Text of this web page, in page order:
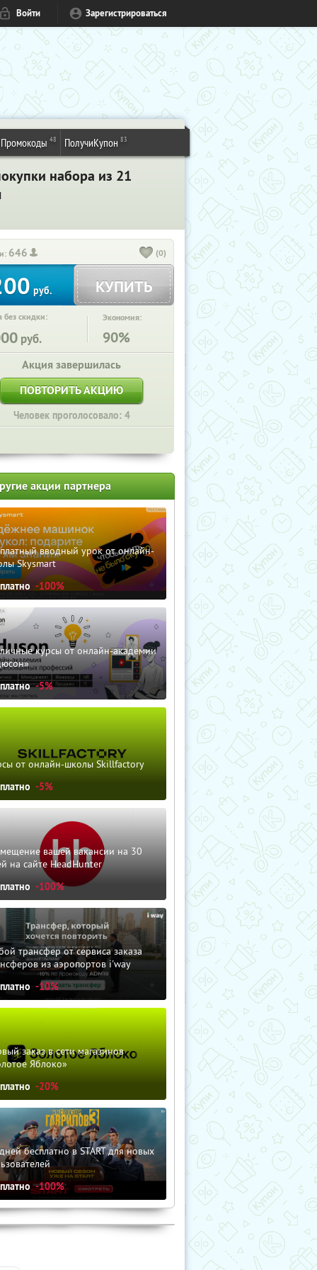
Войти Зарегистрироваться
Промокоды 48 ПолучиКупон 83
набора из 21
646 (0)
руб. КУПИТЬ
без скидки:
руб.
Экономия:
90%
Акция завершилась
ПОВТОРИТЬ АКЦИЮ
Человек проголосовало: 4
акции партнера
вводный урок от онлайн-
Skysmart
-100%
курсы от онлайн-академии
-5%
от онлайн-школы Skillfactory
-5%
вашей вакансии на 30
на сайте HeadHunter
-100%
трансфер от сервиса заказа
из аэропортов i'way
-10%
заказ в сети магазинов
Яблоко»
-20%
бесплатно в START для новых
-100%